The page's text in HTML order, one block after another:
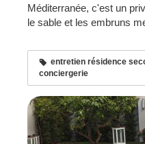
Méditerranée, c'est un
le sable et les embruns
entretien résidence
conciergerie